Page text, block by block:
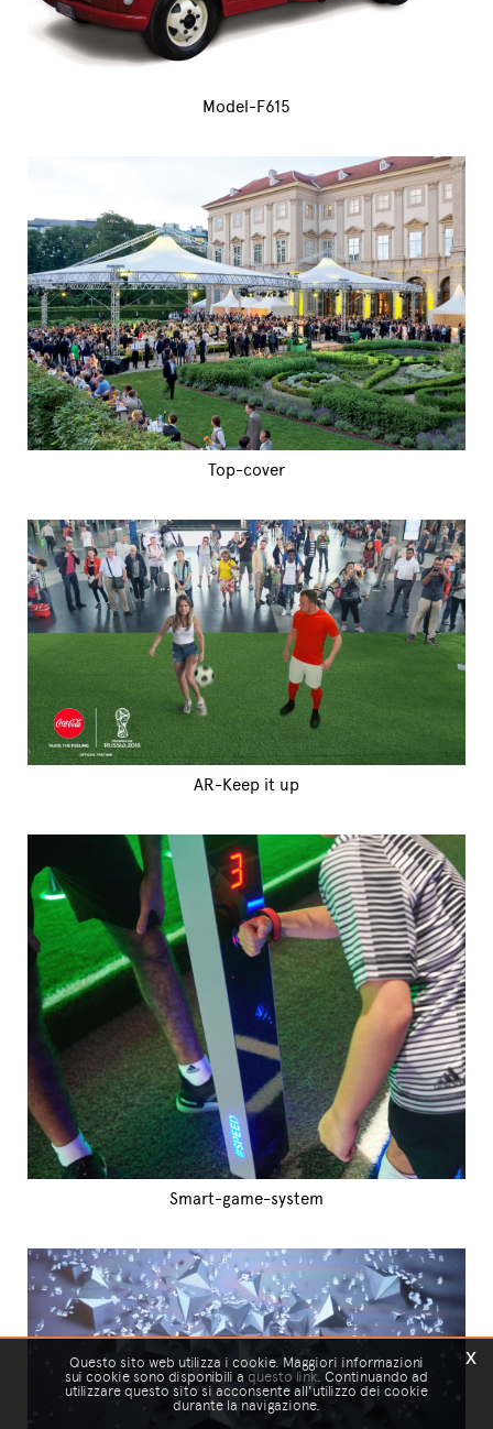
Model-F615
Top-cover
AR-Keep it up
Smart-game-system
x
Questo sito web utilizza i cookie. Maggiori informazioni
sui cookie sono disponibili a questo link. Continuando ad
utilizzare questo sito si acconsente all'utilizzo dei cookie
durante la navigazione.